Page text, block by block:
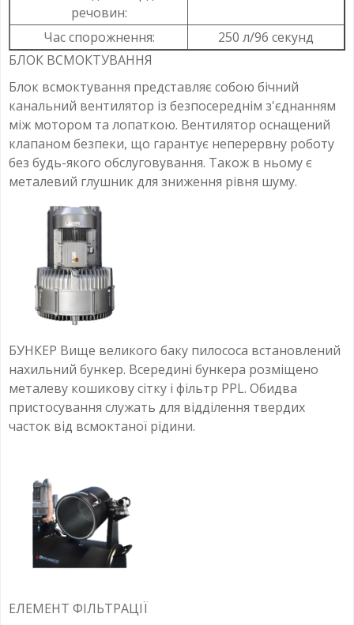
речовин:
Час спорожнення:
250 л/96 секунд
БЛОК ВСМОКТУВАННЯ
Блок всмоктування представляє собою бічний
канальний вентилятор із безпосереднім з'єднанням
між мотором та лопаткою. Вентилятор оснащений
клапаном безпеки, що гарантує неперервну роботу
без будь-якого обслуговування. Також в ньому є
металевий глушник для зниження рівня шуму.
БУНКЕР Вище великого баку пилососа встановлений
нахильний бункер. Всередині бункера розміщено
металеву кошикову сітку і фільтр PPL. Обидва
пристосування служать для відділення твердих
часток від всмоктаної рідини.
ЕЛЕМЕНТ ФІЛЬТРАЦІЇ